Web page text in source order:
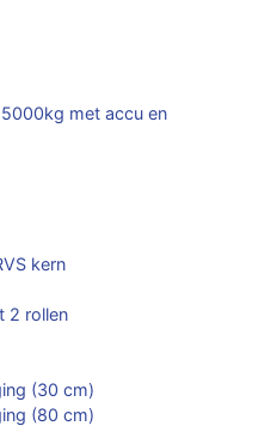
met accu en
kern
2 rollen
(30 cm)
(80 cm)